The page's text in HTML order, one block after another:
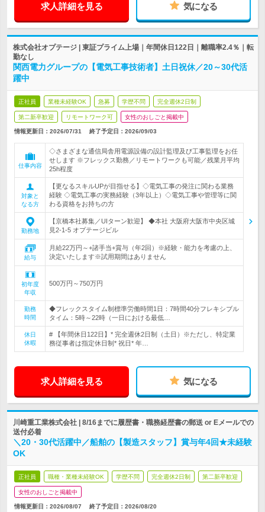
求人詳細を見る 気になる
株式会社オプテージ | 東証プライム上場｜年間休日122日｜離職率2.4％｜転
勤なし
関西電力グループの【電気工事技術者】土日祝休／20～30代活
躍中
正社員 業種未経験OK 急募 学歴不問 完全週休2日制
第二新卒歓迎 リモートワーク可 女性のおしごと掲載中
情報更新日：2026/07/31 終了予定日： 2026/09/03
仕事内容
◇さまざまな通信局舎用電源設備の設計監理及び工事監理をお任
せします ※フレックス勤務／リモートワークも可能／残業月平均
25h程度
対象と
なる方
【更なるスキルUPが目指せる】◇電気工事の発注に関わる業務
経験 ◇電気工事の実務経験（3年以上）◇電気工事や管理等に関
わる資格をお持ちの方
勤務地
【京橋本社募集／UIターン歓迎】 ◆本社 大阪府大阪市中央区城
見2-1-5 オプテージビル
給与
月給22万円～+諸手当+賞与（年2回）※経験・能力を考慮の上、
決定いたします※試用期間はありません
初年度
年収
500万円～750万円
勤務
時間
◆フレックスタイム制標準労働時間1日：7時間40分フレキシブル
タイム：5時～22時（一日における最低…
休日
休暇
# 【年間休日122日】* 完全週休2日制（土日）※ただし、特定業
務従事者は指定休日制* 祝日* 年…
求人詳細を見る 気になる
川崎重工業株式会社 | 8/16までに履歴書・職務経歴書の郵送 or Eメールでの
送付必着
＼20・30代活躍中／船舶の【製造スタッフ】賞与年4回★未経験
OK
正社員 職種・業種未経験OK 学歴不問 完全週休2日制 第二新卒歓迎
女性のおしごと掲載中
情報更新日：2026/08/07 終了予定日： 2026/08/20